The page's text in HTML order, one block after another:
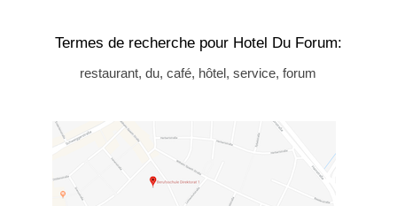
Termes de recherche pour Hotel Du Forum:
restaurant, du, café, hôtel, service, forum